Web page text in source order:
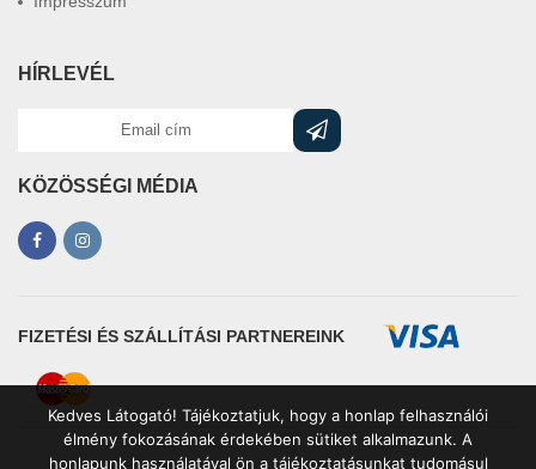
HÍRLEVÉL
KÖZÖSSÉGI MÉDIA
FIZETÉSI ÉS SZÁLLÍTÁSI PARTNEREINK
Kedves Látogató! Tájékoztatjuk, hogy a honlap felhasználói
élmény fokozásának érdekében sütiket alkalmazunk. A
honlapunk használatával ön a tájékoztatásunkat tudomásul